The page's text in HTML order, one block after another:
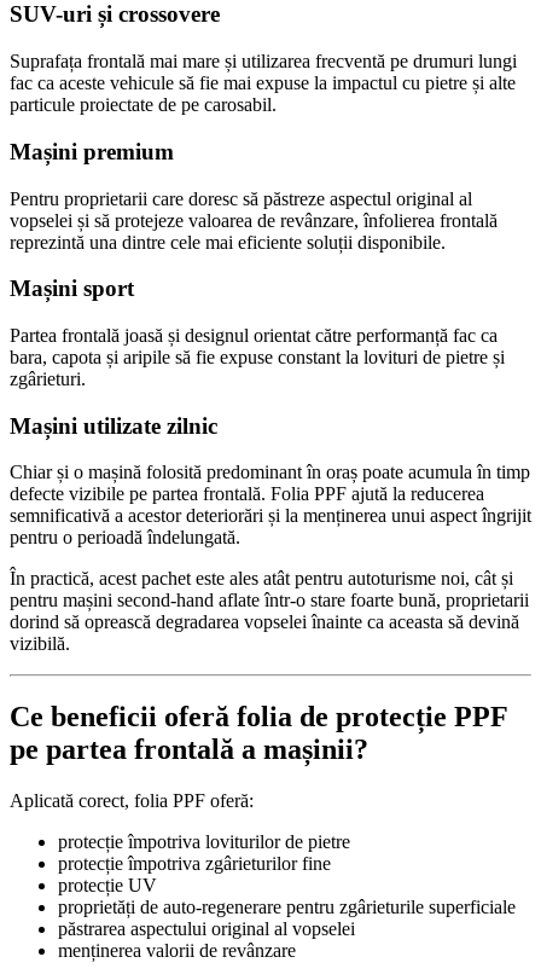
SUV-uri și crossovere
Suprafața frontală mai mare și utilizarea frecventă pe drumuri lungi
fac ca aceste vehicule să fie mai expuse la impactul cu pietre și alte
particule proiectate de pe carosabil.
Mașini premium
Pentru proprietarii care doresc să păstreze aspectul original al
vopselei și să protejeze valoarea de revânzare, înfolierea frontală
reprezintă una dintre cele mai eficiente soluții disponibile.
Mașini sport
Partea frontală joasă și designul orientat către performanță fac ca
bara, capota și aripile să fie expuse constant la lovituri de pietre și
zgârieturi.
Mașini utilizate zilnic
Chiar și o mașină folosită predominant în oraș poate acumula în timp
defecte vizibile pe partea frontală. Folia PPF ajută la reducerea
semnificativă a acestor deteriorări și la menținerea unui aspect îngrijit
pentru o perioadă îndelungată.
În practică, acest pachet este ales atât pentru autoturisme noi, cât și
pentru mașini second-hand aflate într-o stare foarte bună, proprietarii
dorind să oprească degradarea vopselei înainte ca aceasta să devină
vizibilă.
Ce beneficii oferă folia de protecție PPF
pe partea frontală a mașinii?
Aplicată corect, folia PPF oferă:
protecție împotriva loviturilor de pietre
protecție împotriva zgârieturilor fine
protecție UV
proprietăți de auto-regenerare pentru zgârieturile superficiale
păstrarea aspectului original al vopselei
menținerea valorii de revânzare